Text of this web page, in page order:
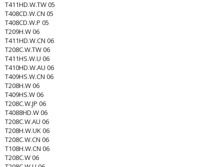
T411HD.W.TW 05
T408CD.W.CN 05
T408CD.W.P 05
T209H.W 06
T411HD.W.CN 06
T208C.W.TW 06
T411HS.W.U 06
T410HD.W.AU 06
T409HS.W.CN 06
T208H.W 06
T409HS.W 06
T208C.W.JP 06
T4088HD.W 06
T208C.W.AU 06
T208H.W.UK 06
T208C.W.CN 06
T108H.W.CN 06
T208C.W 06